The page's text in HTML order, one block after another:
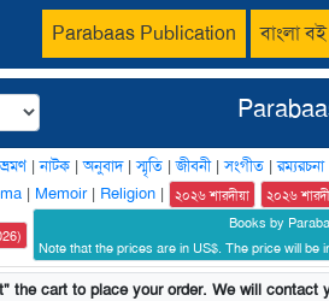
Parabaas Publication বাংলা বই
ভ্রমণ|নাটক |অনুবাদ|স্মৃতি |জীবনী|সংগীত |রম্যরচনা
| Memoir| Religion | ২০২৬ শারদীয়া ২০২৬
Books by
Note that the prices are in US$. The price will be
the cart to place your order. We will contact